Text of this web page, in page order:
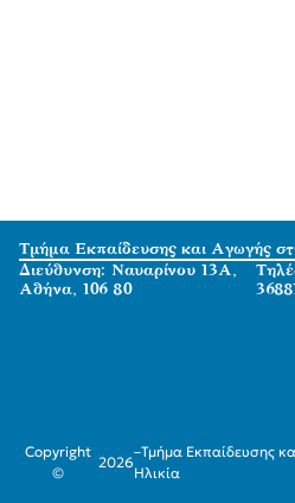
Τμήμα Εκπαίδευσης και Αγωγής
Διεύθυνση: Ναυαρίνου 13Α,
Αθήνα, 106 80
Copyright
©
2026
–Τμήμα Εκπαίδευσης
Ηλικία